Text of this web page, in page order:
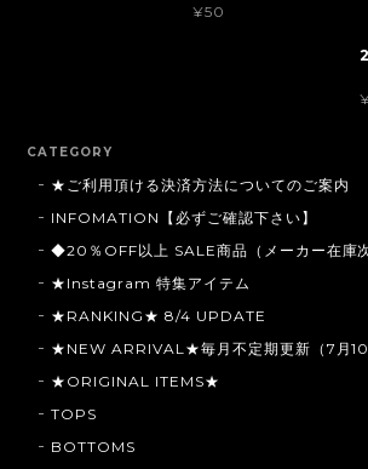
¥50
CATEGORY
★ご利用頂ける決済方法についてのご案内
INFOMATION【必ずご確認下さい】
◆20％OFF以上 SALE商品（メーカー在庫次
★Instagram 特集アイテム
★RANKING★ 8/4 UPDATE
★NEW ARRIVAL★毎月不定期更新（7月10
★ORIGINAL ITEMS★
TOPS
BOTTOMS